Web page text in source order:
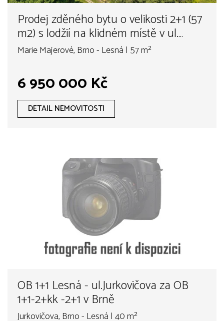
Prodej zděného bytu o velikosti 2+1 (57
m2) s lodžií na klidném místě v ul.
Marie Majerové, Brno - Lesná. Byt je
samostatné vstupy z předsíně.
Marie Majerové, Brno - Lesná | 57 m²
6 950 000 Kč
DETAIL NEMOVITOSTI
OB 1+1 Lesná - ul.Jurkovičova za OB
1+1-2+kk -2+1 v Brně
Jurkovičova, Brno - Lesná | 40 m²